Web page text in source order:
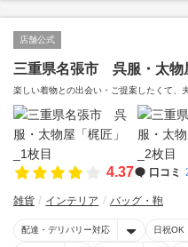
店舗公式
三重県名張市 呉服・太物
楽しい着物との出会い・ご提案したくて、
4.37 口コミ
雑貨 インテリア バッグ・鞄
配達・デリバリー対応 日祝OK